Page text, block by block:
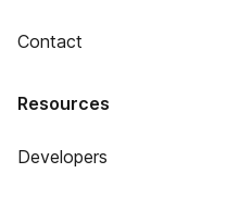
Contact
Resources
Developers